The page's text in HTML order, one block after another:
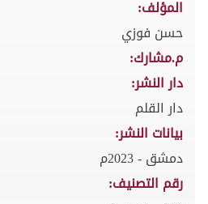
المؤلف:
حسن فوزي
م.مشارك:
دار النشر:
دار القلم
بيانات النشر:
دمشق - 2023م
رقم التصنيف: